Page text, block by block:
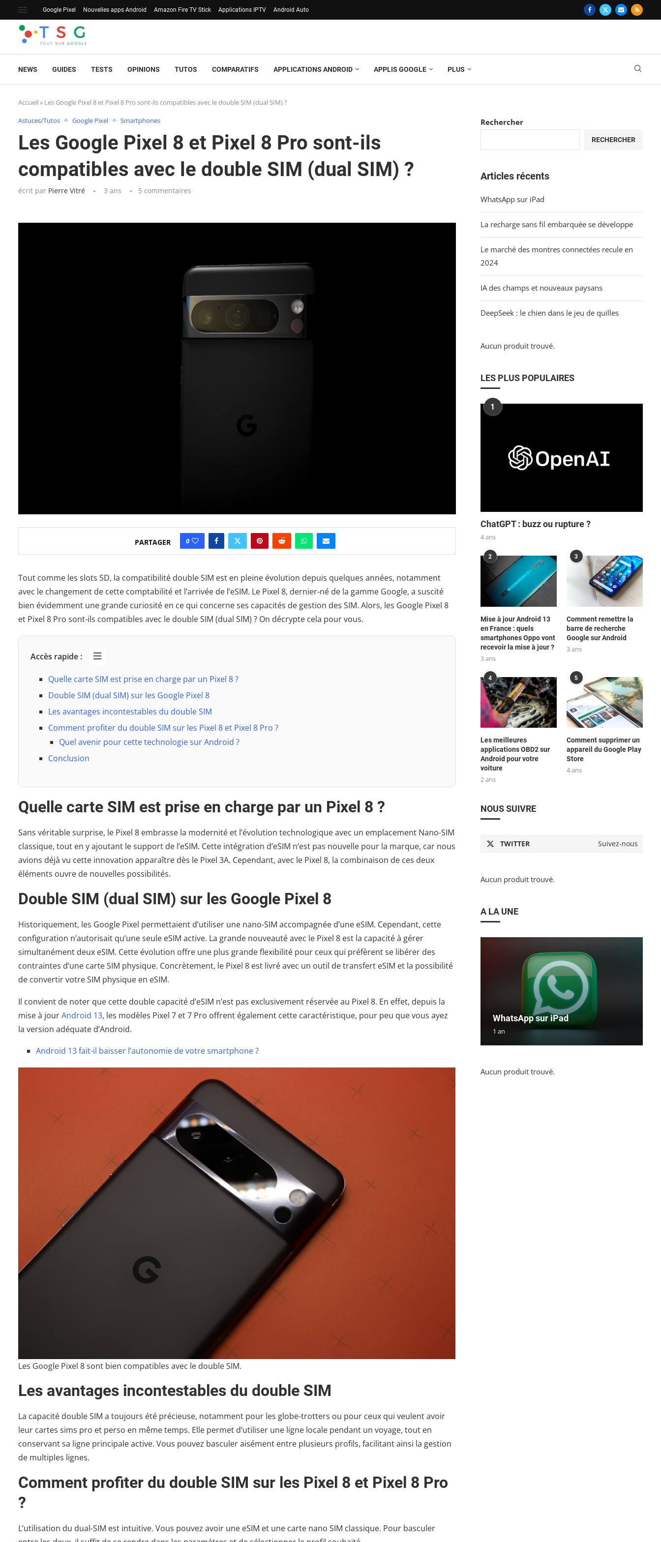
Google Pixel Nouvelles apps Android Amazon Fire TV Stick Applications IPTV Android Auto
NEWS GUIDES TESTS OPINIONS TUTOS COMPARATIFS APPLICATIONS ANDROID APPLIS GOOGLE PLUS
Accueil » Les Google Pixel 8 et Pixel 8 Pro sont-ils compatibles avec le double SIM (dual SIM) ?
Astuces/Tutos Google Pixel Smartphones
Les Google Pixel 8 et Pixel 8 Pro sont-ils
compatibles avec le double SIM (dual SIM) ?
écrit par Pierre Vitré 3 ans 5 commentaires
PARTAGER 0
Tout comme les slots SD, la compatibilité double SIM est en pleine évolution depuis quelques années, notamment
avec le changement de cette comptabilité et l’arrivée de l’eSIM. Le Pixel 8, dernier-né de la gamme Google, a suscité
bien évidemment une grande curiosité en ce qui concerne ses capacités de gestion des SIM. Alors, les Google Pixel 8
et Pixel 8 Pro sont-ils compatibles avec le double SIM (dual SIM) ? On décrypte cela pour vous.
Accès rapide :
Quelle carte SIM est prise en charge par un Pixel 8 ?
Double SIM (dual SIM) sur les Google Pixel 8
Les avantages incontestables du double SIM
Comment profiter du double SIM sur les Pixel 8 et Pixel 8 Pro ?
Quel avenir pour cette technologie sur Android ?
Conclusion
Quelle carte SIM est prise en charge par un Pixel 8 ?
Sans véritable surprise, le Pixel 8 embrasse la modernité et l’évolution technologique avec un emplacement Nano-SIM
classique, tout en y ajoutant le support de l’eSIM. Cette intégration d’eSIM n’est pas nouvelle pour la marque, car nous
avions déjà vu cette innovation apparaître dès le Pixel 3A. Cependant, avec le Pixel 8, la combinaison de ces deux
éléments ouvre de nouvelles possibilités.
Double SIM (dual SIM) sur les Google Pixel 8
Historiquement, les Google Pixel permettaient d’utiliser une nano-SIM accompagnée d’une eSIM. Cependant, cette
configuration n’autorisait qu’une seule eSIM active. La grande nouveauté avec le Pixel 8 est la capacité à gérer
simultanément deux eSIM. Cette évolution offre une plus grande flexibilité pour ceux qui préfèrent se libérer des
contraintes d’une carte SIM physique. Concrètement, le Pixel 8 est livré avec un outil de transfert eSIM et la possibilité
de convertir votre SIM physique en eSIM.
Il convient de noter que cette double capacité d’eSIM n’est pas exclusivement réservée au Pixel 8. En effet, depuis la
mise à jourAndroid 13, les modèles Pixel 7 et 7 Pro offrent également cette caractéristique, pour peu que vous ayez
la version adéquate d’Android.
Android 13 fait-il baisser l’autonomie de votre smartphone ?
Les Google Pixel 8 sont bien compatibles avec le double SIM.
Les avantages incontestables du double SIM
La capacité double SIM a toujours été précieuse, notamment pour les globe-trotters ou pour ceux qui veulent avoir
leur cartes sims pro et perso en même temps. Elle permet d’utiliser une ligne locale pendant un voyage, tout en
conservant sa ligne principale active. Vous pouvez basculer aisément entre plusieurs profils, facilitant ainsi la gestion
de multiples lignes.
Comment profiter du double SIM sur les Pixel 8 et Pixel 8 Pro
?
L’utilisation du dual-SIM est intuitive. Vous pouvez avoir une eSIM et une carte nano SIM classique. Pour basculer
Rechercher
RECHERCHER
Articles récents
WhatsApp sur iPad
La recharge sans fil embarquée se développe
Le marché des montres connectées recule en
2024
IA des champs et nouveaux paysans
DeepSeek : le chien dans le jeu de quilles
Aucun produit trouvé.
LES PLUS POPULAIRES
1
ChatGPT : buzz ou rupture ?
4 ans
2
Mise à jour Android 13
en France : quels
smartphones Oppo vont
recevoir la mise à jour ?
3 ans
3
Comment remettre la
barre de recherche
Google sur Android
3 ans
4
Les meilleures
applications OBD2 sur
Android pour votre
voiture
2 ans
5
Comment supprimer un
appareil du Google Play
Store
4 ans
NOUS SUIVRE
TWITTER Suivez-nous
Aucun produit trouvé.
A LA UNE
WhatsApp sur iPad
1 an
Aucun produit trouvé.